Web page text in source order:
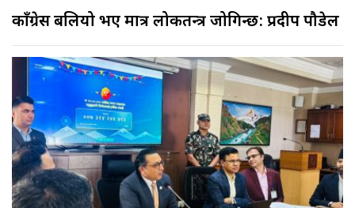
काँग्रेस बलियो भए मात्र लोकतन्त्र जोगिन्छ: प्रदीप पौडेल